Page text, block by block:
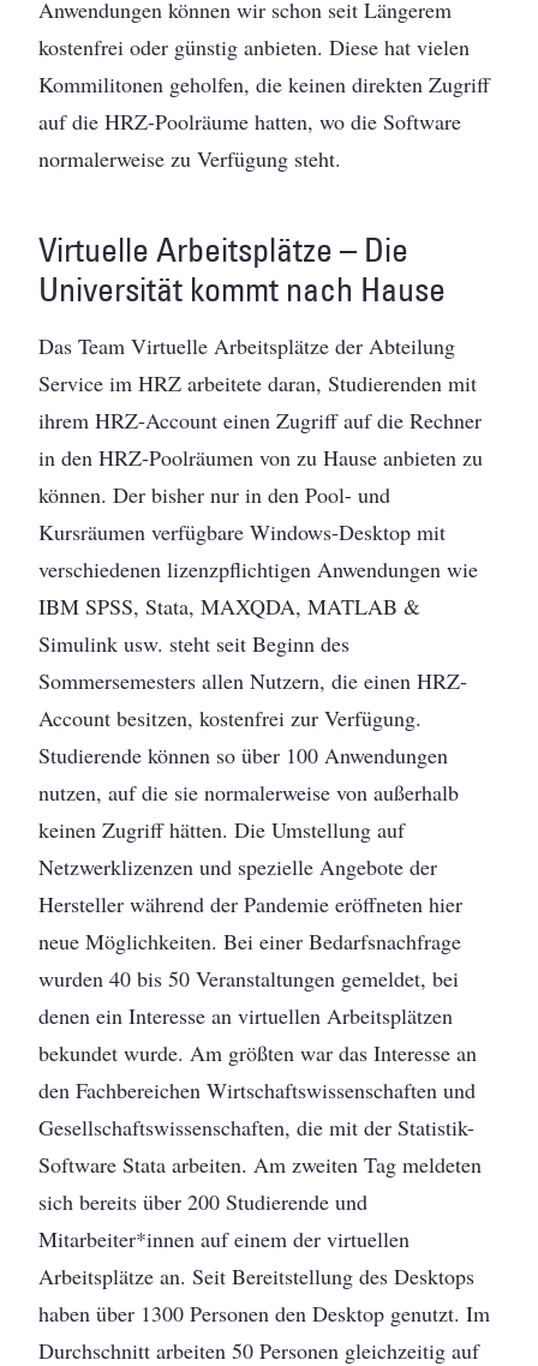
Anwendungen können wir schon seit Längerem
kostenfrei oder günstig anbieten. Diese hat vielen
Kommilitonen geholfen, die keinen direkten Zugriff
auf die HRZ-Poolräume hatten, wo die Software
normalerweise zu Verfügung steht.
Virtuelle Arbeitsplätze – Die
Universität kommt nach Hause
Das Team Virtuelle Arbeitsplätze der Abteilung
Service im HRZ arbeitete daran, Studierenden mit
ihrem HRZ-Account einen Zugriff auf die Rechner
in den HRZ-Poolräumen von zu Hause anbieten zu
können. Der bisher nur in den Pool- und
Kursräumen verfügbare Windows-Desktop mit
verschiedenen lizenzpflichtigen Anwendungen wie
IBM SPSS, Stata, MAXQDA, MATLAB &
Simulink usw. steht seit Beginn des
Sommersemesters allen Nutzern, die einen HRZ-
Account besitzen, kostenfrei zur Verfügung.
Studierende können so über 100 Anwendungen
nutzen, auf die sie normalerweise von außerhalb
keinen Zugriff hätten. Die Umstellung auf
Netzwerklizenzen und spezielle Angebote der
Hersteller während der Pandemie eröffneten hier
neue Möglichkeiten. Bei einer Bedarfsnachfrage
wurden 40 bis 50 Veranstaltungen gemeldet, bei
denen ein Interesse an virtuellen Arbeitsplätzen
bekundet wurde. Am größten war das Interesse an
den Fachbereichen Wirtschaftswissenschaften und
Gesellschaftswissenschaften, die mit der Statistik-
Software Stata arbeiten. Am zweiten Tag meldeten
sich bereits über 200 Studierende und
Mitarbeiter*innen auf einem der virtuellen
Arbeitsplätze an. Seit Bereitstellung des Desktops
haben über 1300 Personen den Desktop genutzt. Im
Durchschnitt arbeiten 50 Personen gleichzeitig auf